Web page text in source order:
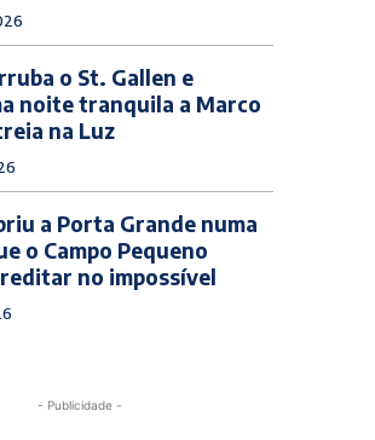
o St. Gallen e
noite tranquila a Marco
na Luz
a Porta Grande numa
o Campo Pequeno
no impossível
- Publicidade -